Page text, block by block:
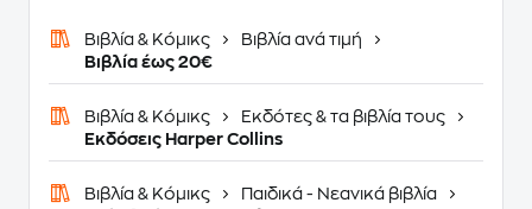
Βιβλία & Κόμικς
Βιβλία ανά τιμή
Βιβλία έως 20€
Βιβλία & Κόμικς
Εκδότες & τα βιβλία τους
Εκδόσεις Harper Collins
Βιβλία & Κόμικς
Παιδικά - Νεανικά βιβλία